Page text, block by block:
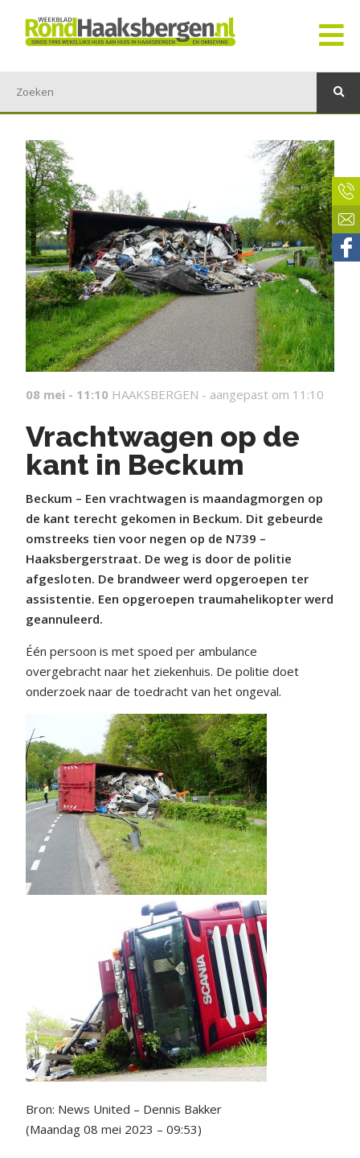
08 mei - 11:10 HAAKSBERGEN - aangepast om 11:10
Vrachtwagen op de
kant in Beckum
Beckum – Een vrachtwagen is maandagmorgen op
de kant terecht gekomen in Beckum. Dit gebeurde
omstreeks tien voor negen op de N739 –
Haaksbergerstraat. De weg is door de politie
afgesloten. De brandweer werd opgeroepen ter
assistentie. Een opgeroepen traumahelikopter werd
geannuleerd.
Één persoon is met spoed per ambulance
overgebracht naar het ziekenhuis. De politie doet
onderzoek naar de toedracht van het ongeval.
Bron: News United – Dennis Bakker
(Maandag 08 mei 2023 – 09:53)